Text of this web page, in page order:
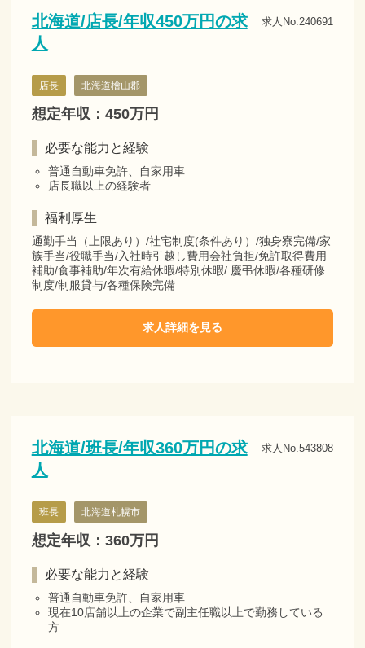
求人No.240691
北海道/店長/年収450万円の求
人
店長 北海道檜山郡
想定年収：450万円
必要な能力と経験
普通自動車免許、自家用車
店長職以上の経験者
福利厚生
通勤手当（上限あり）/社宅制度(条件あり）/独身寮完備/家
族手当/役職手当/入社時引越し費用会社負担/免許取得費用
補助/食事補助/年次有給休暇/特別休暇/ 慶弔休暇/各種研修
制度/制服貸与/各種保険完備
求人詳細を見る
求人No.543808
北海道/班長/年収360万円の求
人
班長 北海道札幌市
想定年収：360万円
必要な能力と経験
普通自動車免許、自家用車
現在10店舗以上の企業で副主任職以上で勤務している
方